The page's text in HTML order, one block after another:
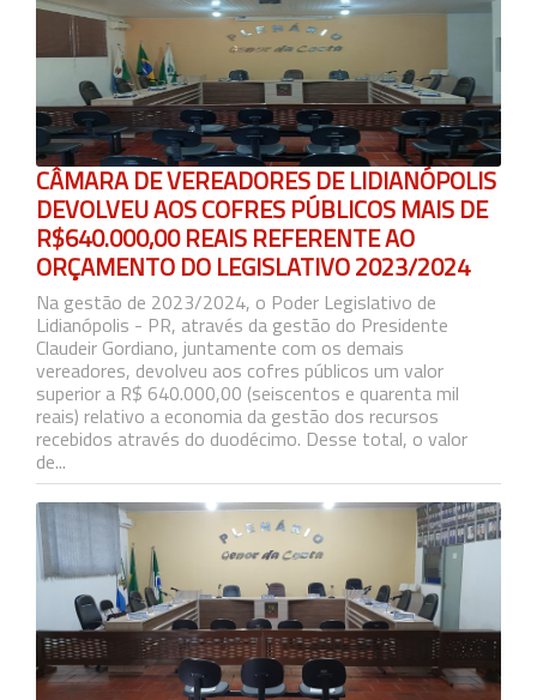
CÂMARA DE VEREADORES DE LIDIANÓPOLIS
DEVOLVEU AOS COFRES PÚBLICOS MAIS DE
R$640.000,00 REAIS REFERENTE AO
ORÇAMENTO DO LEGISLATIVO 2023/2024
Na gestão de 2023/2024, o Poder Legislativo de
Lidianópolis - PR, através da gestão do Presidente
Claudeir Gordiano, juntamente com os demais
vereadores, devolveu aos cofres públicos um valor
superior a R$ 640.000,00 (seiscentos e quarenta mil
reais) relativo a economia da gestão dos recursos
recebidos através do duodécimo. Desse total, o valor
de...